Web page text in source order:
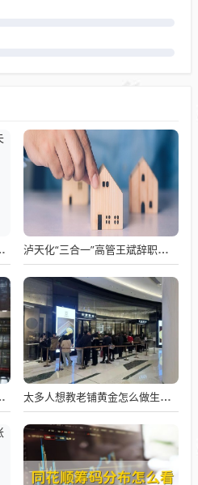
方罕见通报 泸天化“三合一”高管王斌辞职：高管变动叠加财务、业绩双重压力，公司进入阶段性调整期
话买电影票” 太多人想教老铺黄金怎么做生意了